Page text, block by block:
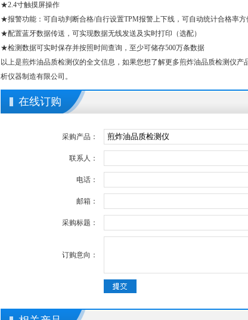
★2.4寸触摸屏操作
★报警功能：可自动判断合格/自行设置TPM报警上下线，可自动统计合格率
★配置蓝牙数据传送，可实现数据无线发送及实时打印 （选配）
★检测数据可实时保存并按照时间查询，至少可储存500万条数据
以上是煎炸油品质检测仪的全文信息，如果您想了解更多煎炸油品质检测仪
析仪器制造有限公司。
在线订购
采购产品：
联系人：
电话：
邮箱：
采购标题：
订购意向：